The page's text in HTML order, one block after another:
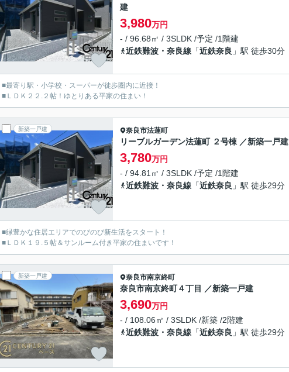
建
3,980万円
- / 96.68㎡ / 3SLDK /予定 /1階建
近鉄難波・奈良線 「近鉄奈良 」駅 徒歩30分
■最寄り駅・小学校・スーパーが徒歩圏内に近接！
■ＬＤＫ２２.２帖！ゆとりある平家の住まい！
新築一戸建 奈良市法蓮町
リーブルガーデン法蓮町 ２号棟 ／新築一戸建
3,780万円
- / 94.81㎡ / 3SLDK /予定 /1階建
近鉄難波・奈良線 「近鉄奈良 」駅 徒歩29分
■緑豊かな住居エリアでのびのび新生活をスタート！
■ＬＤＫ１９.５帖＆サンルーム付き平家の住まいです！
新築一戸建 奈良市南京終町
奈良市南京終町４丁目 ／新築一戸建
3,690万円
- / 108.06㎡ / 3SLDK /新築 /2階建
近鉄難波・奈良線 「近鉄奈良 」駅 徒歩29分